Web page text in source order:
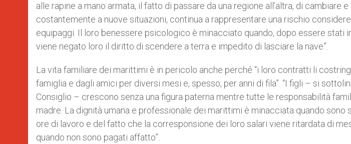
alle rapine a mano armata, il fatto di passare da una regione all’altra, di cambiare
costantemente a nuove situazioni, continua a rappresentare una rischio
equipaggi. Il loro benessere psicologico è minacciato quando, dopo essere stati
viene negato loro il diritto di scendere a terra e impedito di lasciare la nave”.
La vita familiare dei marittimi è in pericolo anche perché “i loro contratti li
famiglia e dagli amici per diversi mesi e, spesso, per anni di fila”. “I figli – si
Consiglio – crescono senza una figura paterna mentre tutte le responsabilità
madre. La dignità umana e professionale dei marittimi è minacciata quando sono
ore di lavoro e del fatto che la corresponsione dei loro salari viene ritardata di
quando non sono pagati affatto”.